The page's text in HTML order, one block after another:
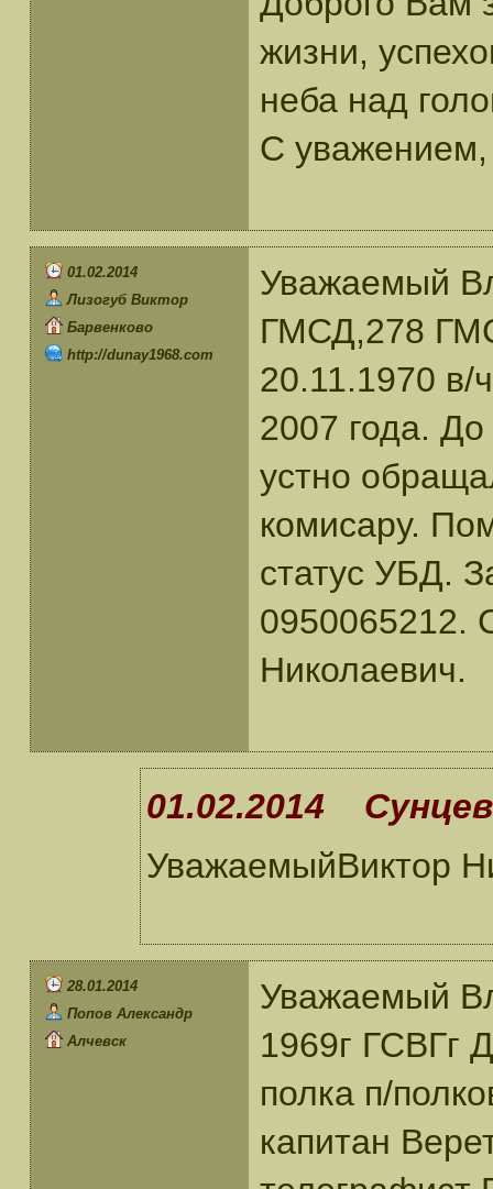
жизни,
неба над
С
01.02.2014
Лизогуб Виктор
Барвенково
http://dunay1968.com
Уважаемый
ГМСД,278
20.11.1970 в/
2007 года.
устно
комисару.
статус УБД.
0950065212.
Николаевич.
01.02.2014
УважаемыйВиктор
28.01.2014
Попов Александр
Алчевск
Уважаемый
1969г ГСВГг
полка п/
капитан